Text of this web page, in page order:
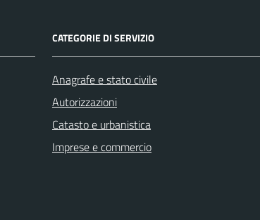
CATEGORIE DI SERVIZIO
Anagrafe e stato civile
Autorizzazioni
Catasto e urbanistica
Imprese e commercio